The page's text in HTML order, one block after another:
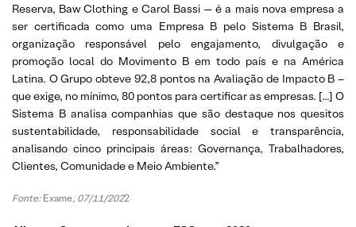
Reserva, Baw Clothing e Carol Bassi — é a mais nova empresa a
ser certificada como uma Empresa B pelo Sistema B Brasil,
organização responsável pelo engajamento, divulgação e
promoção local do Movimento B em todo país e na América
Latina. O Grupo obteve 92,8 pontos na Avaliação de Impacto B –
que exige, no mínimo, 80 pontos para certificar as empresas. […] O
Sistema B analisa companhias que são destaque nos quesitos
sustentabilidade, responsabilidade social e transparência,
analisando cinco principais áreas: Governança, Trabalhadores,
Clientes, Comunidade e Meio Ambiente.”
Fonte: Exame, 07/11/2022